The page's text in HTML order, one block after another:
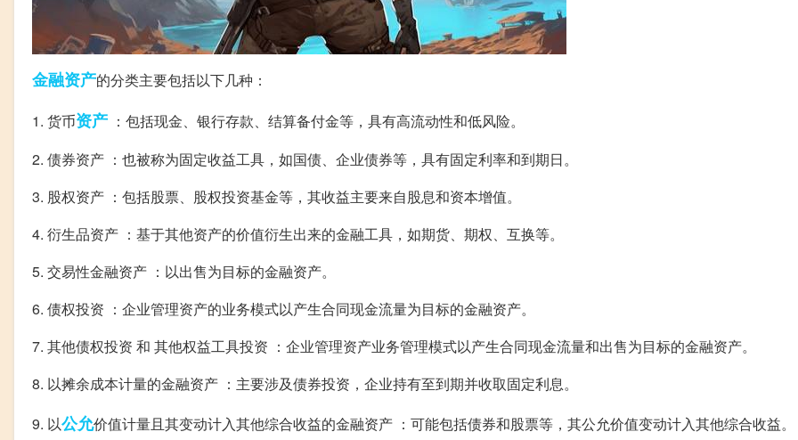
金融资产的分类主要包括以下几种：
1. 货币资产 ：包括现金、银行存款、结算备付金等，具有高流动性和低风险。
2. 债券资产 ：也被称为固定收益工具，如国债、企业债券等，具有固定利率和到期日。
3. 股权资产 ：包括股票、股权投资基金等，其收益主要来自股息和资本增值。
4. 衍生品资产 ：基于其他资产的价值衍生出来的金融工具，如期货、期权、互换等。
5. 交易性金融资产 ：以出售为目标的金融资产。
6. 债权投资 ：企业管理资产的业务模式以产生合同现金流量为目标的金融资产。
7. 其他债权投资 和 其他权益工具投资 ：企业管理资产业务管理模式以产生合同现金流量和出售为目标的金融资产。
8. 以摊余成本计量的金融资产 ：主要涉及债券投资，企业持有至到期并收取固定利息。
9. 以公允价值计量且其变动计入其他综合收益的金融资产 ：可能包括债券和股票等，其公允价值变动计入其他综合收益。